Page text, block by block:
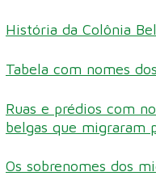
História da Colônia
Tabela com nomes
Ruas e prédios com
belgas que migraram
Os sobrenomes dos